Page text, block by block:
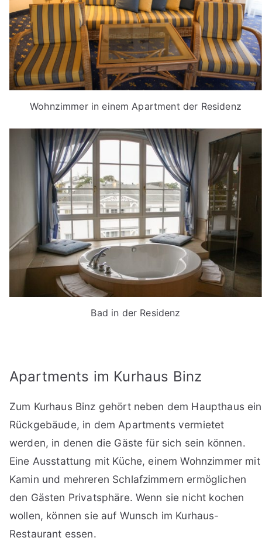
Wohnzimmer in einem Apartment der Residenz
Bad in der Residenz
Apartments im Kurhaus Binz
Zum Kurhaus Binz gehört neben dem Haupthaus ein
Rückgebäude, in dem Apartments vermietet
werden, in denen die Gäste für sich sein können.
Eine Ausstattung mit Küche, einem Wohnzimmer mit
Kamin und mehreren Schlafzimmern ermöglichen
den Gästen Privatsphäre. Wenn sie nicht kochen
wollen, können sie auf Wunsch im Kurhaus-
Restaurant essen.